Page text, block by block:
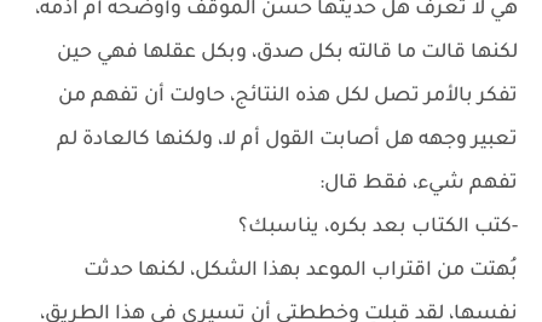
هي لا تعرف هل حديثها حسن الموقف وأوضحه أم اذمه،
لكنها قالت ما قالته بكل صدق، وبكل عقلها فهي حين
تفكر بالأمر تصل لكل هذه النتائج، حاولت أن تفهم من
تعبير وجهه هل أصابت القول أم لا، ولكنها كالعادة لم
تفهم شيء، فقط قال:
-كتب الكتاب بعد بكره، يناسبك؟
بُهتت من اقتراب الموعد بهذا الشكل، لكنها حدثت
نفسها، لقد قبلتِ وخططتي أن تسيري في هذا الطريق،